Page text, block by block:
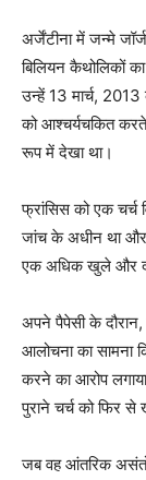
अर्जेंटीना में जन्मे
बिलियन कैथोलिकों
उन्हें 13 मार्च,
को आश्चर्यचकित करते
रूप में देखा था।
फ्रांसिस को एक चर्च
जांच के अधीन था और
एक अधिक खुले और
अपने पैपेसी के दौरान,
आलोचना का सामना
करने का आरोप
पुराने चर्च को फिर
जब वह आंतरिक